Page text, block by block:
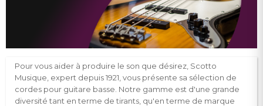
Pour vous aider à produire le son que désirez, Scotto
Musique, expert depuis 1921, vous présente sa sélection de
cordes pour guitare basse. Notre gamme est d'une grande
diversité tant en terme de tirants, qu'en terme de marque